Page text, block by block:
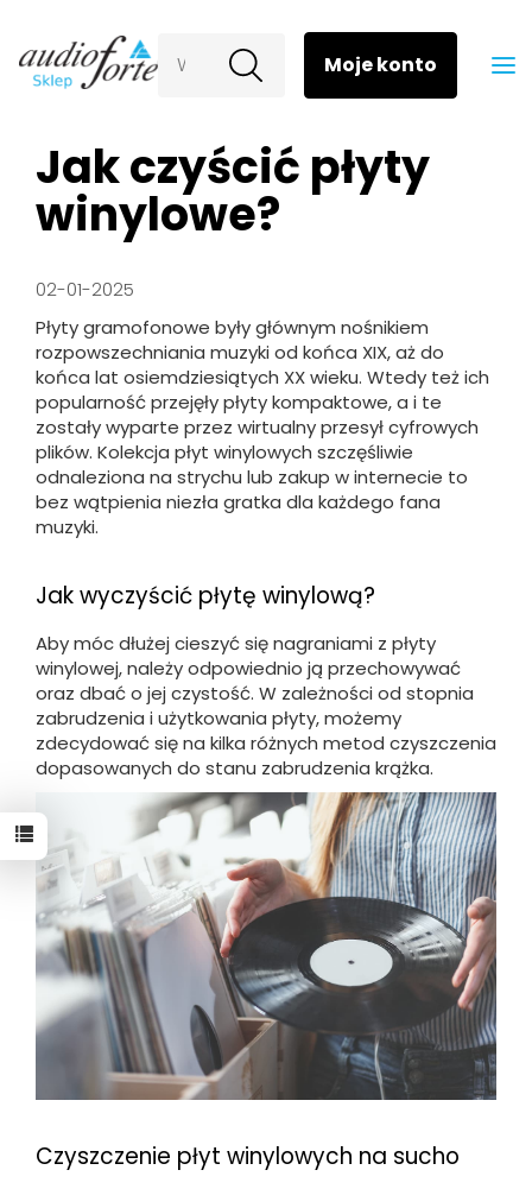
Wyszukaj
Jak czyścić płyty
winylowe?
02-01-2025
Płyty gramofonowe były głównym nośnikiem
rozpowszechniania muzyki od końca XIX, aż do
końca lat osiemdziesiątych XX wieku. Wtedy też ich
popularność przejęły płyty kompaktowe, a i te
zostały wyparte przez wirtualny przesył cyfrowych
plików. Kolekcja płyt winylowych szczęśliwie
odnaleziona na strychu lub zakup w internecie to
bez wątpienia niezła gratka dla każdego fana
muzyki.
Jak wyczyścić płytę winylową?
Aby móc dłużej cieszyć się nagraniami z płyty
winylowej, należy odpowiednio ją przechowywać
oraz dbać o jej czystość. W zależności od stopnia
zabrudzenia i użytkowania płyty, możemy
zdecydować się na kilka różnych metod czyszczenia
dopasowanych do stanu zabrudzenia krążka.
Czyszczenie płyt winylowych na sucho